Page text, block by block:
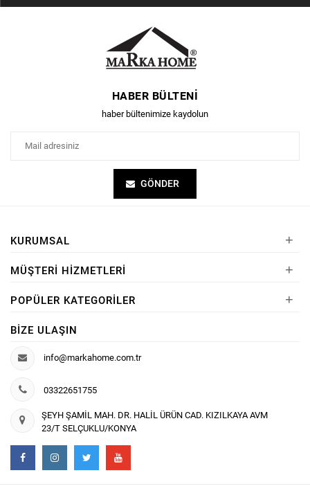
HABER BÜLTENI
haber bültenimize kaydolun
GÖNDER
KURUMSAL +
MÜŞTERI HIZMETLERI +
POPÜLER KATEGORILER +
BIZE ULAŞIN
info@markahome.com.tr
03322651755
ŞEYH ŞAMİL MAH. DR. HALİL ÜRÜN CAD. KIZILKAYA AVM
23/T SELÇUKLU/KONYA